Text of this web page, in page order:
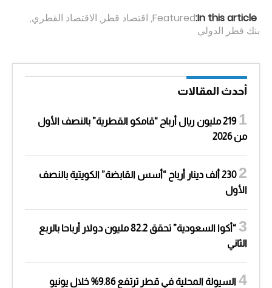
In this article:
Featured
, اقتصاد قطر , الاقتصاد القطري,
بنك قطر الدولي
أحدث المقالات
219 مليون ريال أرباح “قامكو القطرية” بالنصف الأول
من 2026
230 ألف دينار أرباح “أسس القابضة” الكويتية بالنصف
الأول
“أكوا السعودية” تحقق 82.2 مليون دولار أرباحا بالربع
الثاني
السيولة المحلية في قطر ترتفع 9.86% خلال يونيو